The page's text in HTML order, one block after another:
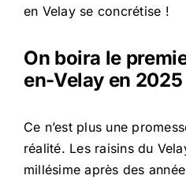
en Velay se concrétise !
On boira le
en-Velay en 2025
Ce n’est plus une
réalité. Les raisins du
millésime après des